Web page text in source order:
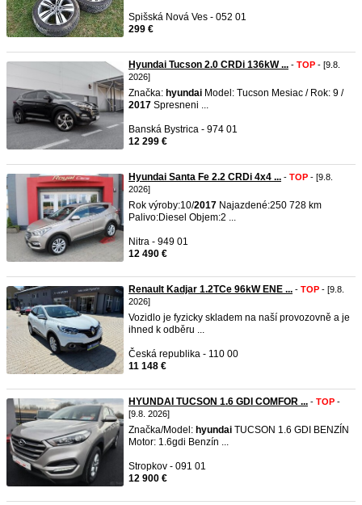
Spišská Nová Ves - 052 01
299 €
Hyundai Tucson 2.0 CRDi 136kW ... - TOP - [9.8.
2026]
Značka: hyundai Model: Tucson Mesiac / Rok: 9 /
2017 Spresneni ...
Banská Bystrica - 974 01
12 299 €
Hyundai Santa Fe 2.2 CRDi 4x4 ... - TOP - [9.8.
2026]
Rok výroby:10/2017 Najazdené:250 728 km
Palivo:Diesel Objem:2 ...
Nitra - 949 01
12 490 €
Renault Kadjar 1.2TCe 96kW ENE ... - TOP - [9.8.
2026]
Vozidlo je fyzicky skladem na naší provozovně a je
ihned k odběru ...
Česká republika - 110 00
11 148 €
HYUNDAI TUCSON 1.6 GDI COMFOR ... - TOP -
[9.8. 2026]
Značka/Model: hyundai TUCSON 1.6 GDI BENZÍN
Motor: 1.6gdi Benzín ...
Stropkov - 091 01
12 900 €